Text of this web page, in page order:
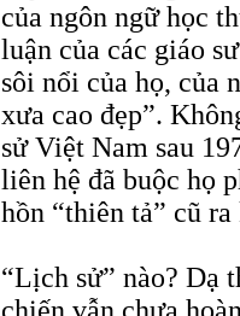
của ngôn ngữ học
luận của các giáo
sôi nổi của họ, của
xưa cao đẹp”.
sử Việt Nam sau
liên hệ đã buộc họ
hồn “thiên tả” cũ
“Lịch sử” nào? Dạ